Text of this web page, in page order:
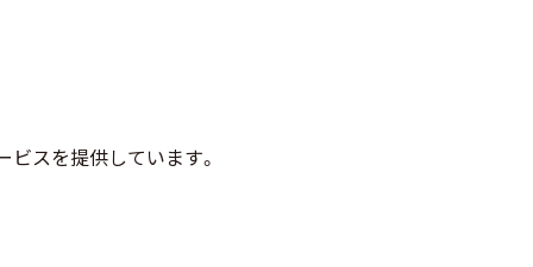
スを提供しています。